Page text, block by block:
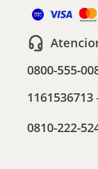
0800-555-
0810-222-